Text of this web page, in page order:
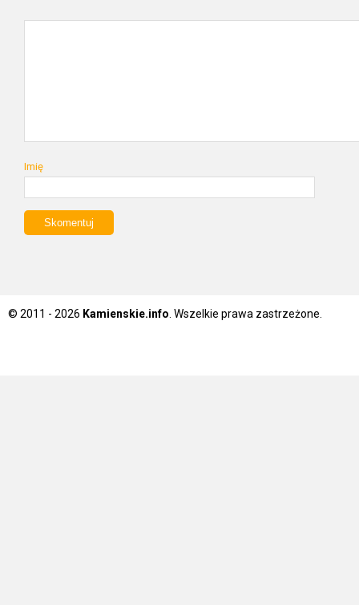
Imię
© 2011 - 2026 Kamienskie.info . Wszelkie prawa zastrzeżone.